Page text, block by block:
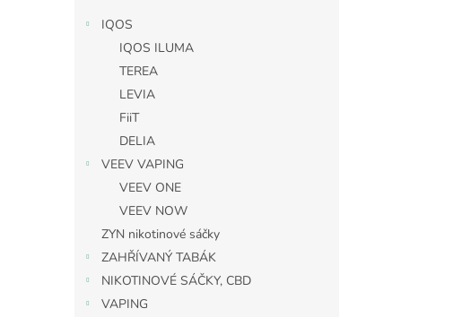
IQOS
IQOS ILUMA
TEREA
LEVIA
FiiT
DELIA
VEEV VAPING
VEEV ONE
VEEV NOW
ZYN nikotinové sáčky
ZAHŘÍVANÝ TABÁK
NIKOTINOVÉ SÁČKY, CBD
VAPING